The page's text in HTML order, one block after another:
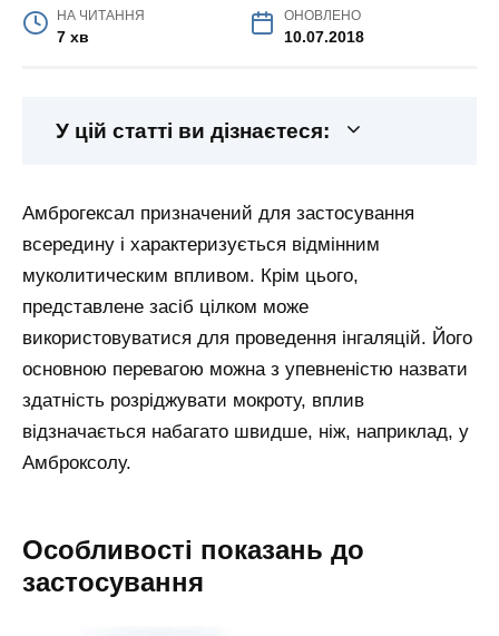
НА ЧИТАННЯ
7 хв
ОНОВЛЕНО
10.07.2018
У цій статті ви дізнаєтеся:
Амброгексал призначений для застосування
всередину і характеризується відмінним
муколитическим впливом. Крім цього,
представлене засіб цілком може
використовуватися для проведення інгаляцій. Його
основною перевагою можна з упевненістю назвати
здатність розріджувати мокроту, вплив
відзначається набагато швидше, ніж, наприклад, у
Амброксолу.
Особливості показань до
застосування